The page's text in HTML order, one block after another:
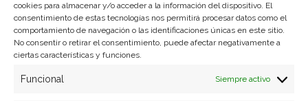
cookies para almacenar y/o acceder a la información del dispositivo. El
consentimiento de estas tecnologías nos permitirá procesar datos como el
comportamiento de navegación o las identificaciones únicas en este sitio.
No consentir o retirar el consentimiento, puede afectar negativamente a
ciertas características y funciones.
Funcional Siempre activo
Formas de pago
Plazos y condiciones de envio
Politica de devoluciones